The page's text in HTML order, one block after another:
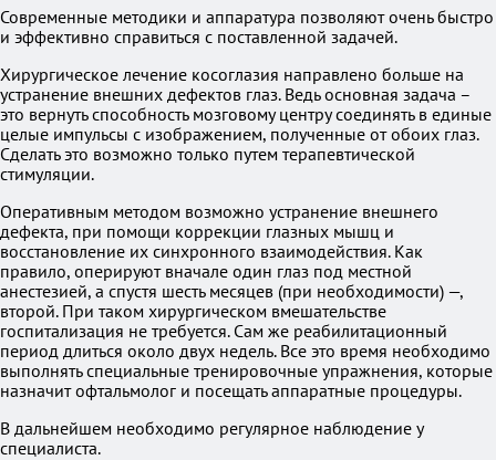
Современные методики и аппаратура позволяют очень быстро
и эффективно справиться с поставленной задачей.
Хирургическое лечение косоглазия направлено больше на
устранение внешних дефектов глаз. Ведь основная задача –
это вернуть способность мозговому центру соединять в единые
целые импульсы с изображением, полученные от обоих глаз.
Сделать это возможно только путем терапевтической
стимуляции.
Оперативным методом возможно устранение внешнего
дефекта, при помощи коррекции глазных мышц и
восстановление их синхронного взаимодействия. Как
правило, оперируют вначале один глаз под местной
анестезией, а спустя шесть месяцев (при необходимости) —,
второй. При таком хирургическом вмешательстве
госпитализация не требуется. Сам же реабилитационный
период длиться около двух недель. Все это время необходимо
выполнять специальные тренировочные упражнения, которые
назначит офтальмолог и посещать аппаратные процедуры.
В дальнейшем необходимо регулярное наблюдение у
специалиста.